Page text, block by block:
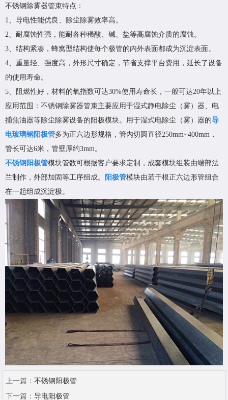
不锈钢除雾器管束特点：
1、导电性能优良、除尘除雾效率高。
2、耐腐蚀性强，能耐各种稀酸、碱、盐等高腐蚀介质的腐蚀。
3、结构紧凑，蜂窝型结构使每个极管的内外表面都成为沉淀表面。
4、重量轻、强度高，外形尺寸确定，节省支撑平台费用，延长了设备
的使用寿命。
5、阻燃性好，材料的氧指数可达30%使用寿命长，一般可达20年以上
应用范围：不锈钢除雾器管束主要应用于湿式静电除尘（雾）器、电
捕焦油器等除尘除雾设备的阳极模块。用于湿式电除尘（雾）器的导
电玻璃钢阳极管多为正六边形规格，管内切圆直径250mm~400mm，
管长可达6米，管壁厚约3mm。
不锈钢阳极管模块管数可根据客户要求定制，成套模块组装由端部法
兰制作，外部加固等工序组成。
阳极管模块由若干根正六边形管组合
在一起组成沉淀极。
上一篇： 不锈钢阳极管
下一篇： 导电阳极管